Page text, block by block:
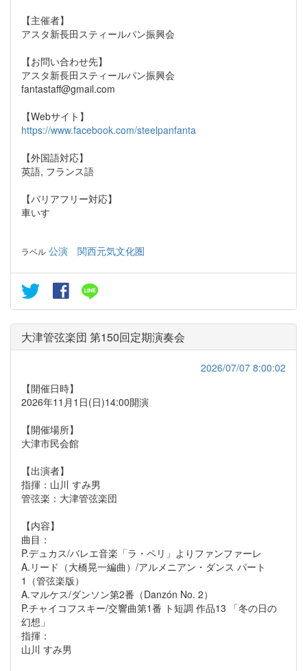
【主催者】
アスタ新長田スティールパン振興会
【お問い合わせ先】
アスタ新長田スティールパン振興会
fantastaff@gmail.com
【Webサイト】
https://www.facebook.com/steelpanfanta
【外国語対応】
英語, フランス語
【バリアフリー対応】
車いす
ラベル 公演 関西元気文化圏
大津管弦楽団 第150回定期演奏会
2026/07/07 8:00:02
【開催日時】
2026年11月1日(日)14:00開演
【開催場所】
大津市民会館
【出演者】
指揮：山川 すみ男
管弦楽：大津管弦楽団
【内容】
曲目：
P.デュカス/バレエ音楽「ラ・ペリ」よりファンファーレ
A.リード（大橋晃一編曲）/アルメニアン・ダンス パート
1（管弦楽版）
A.マルケス/ダンソン第2番（Danzón No. 2）
P.チャイコフスキー/交響曲第1番 ト短調 作品13 「冬の日の
幻想」
指揮：
山川 すみ男